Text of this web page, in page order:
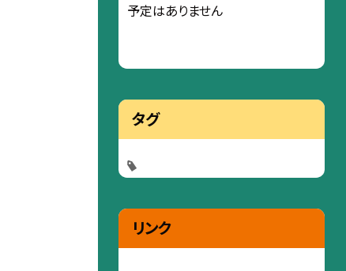
予定はありません
タグ
リンク